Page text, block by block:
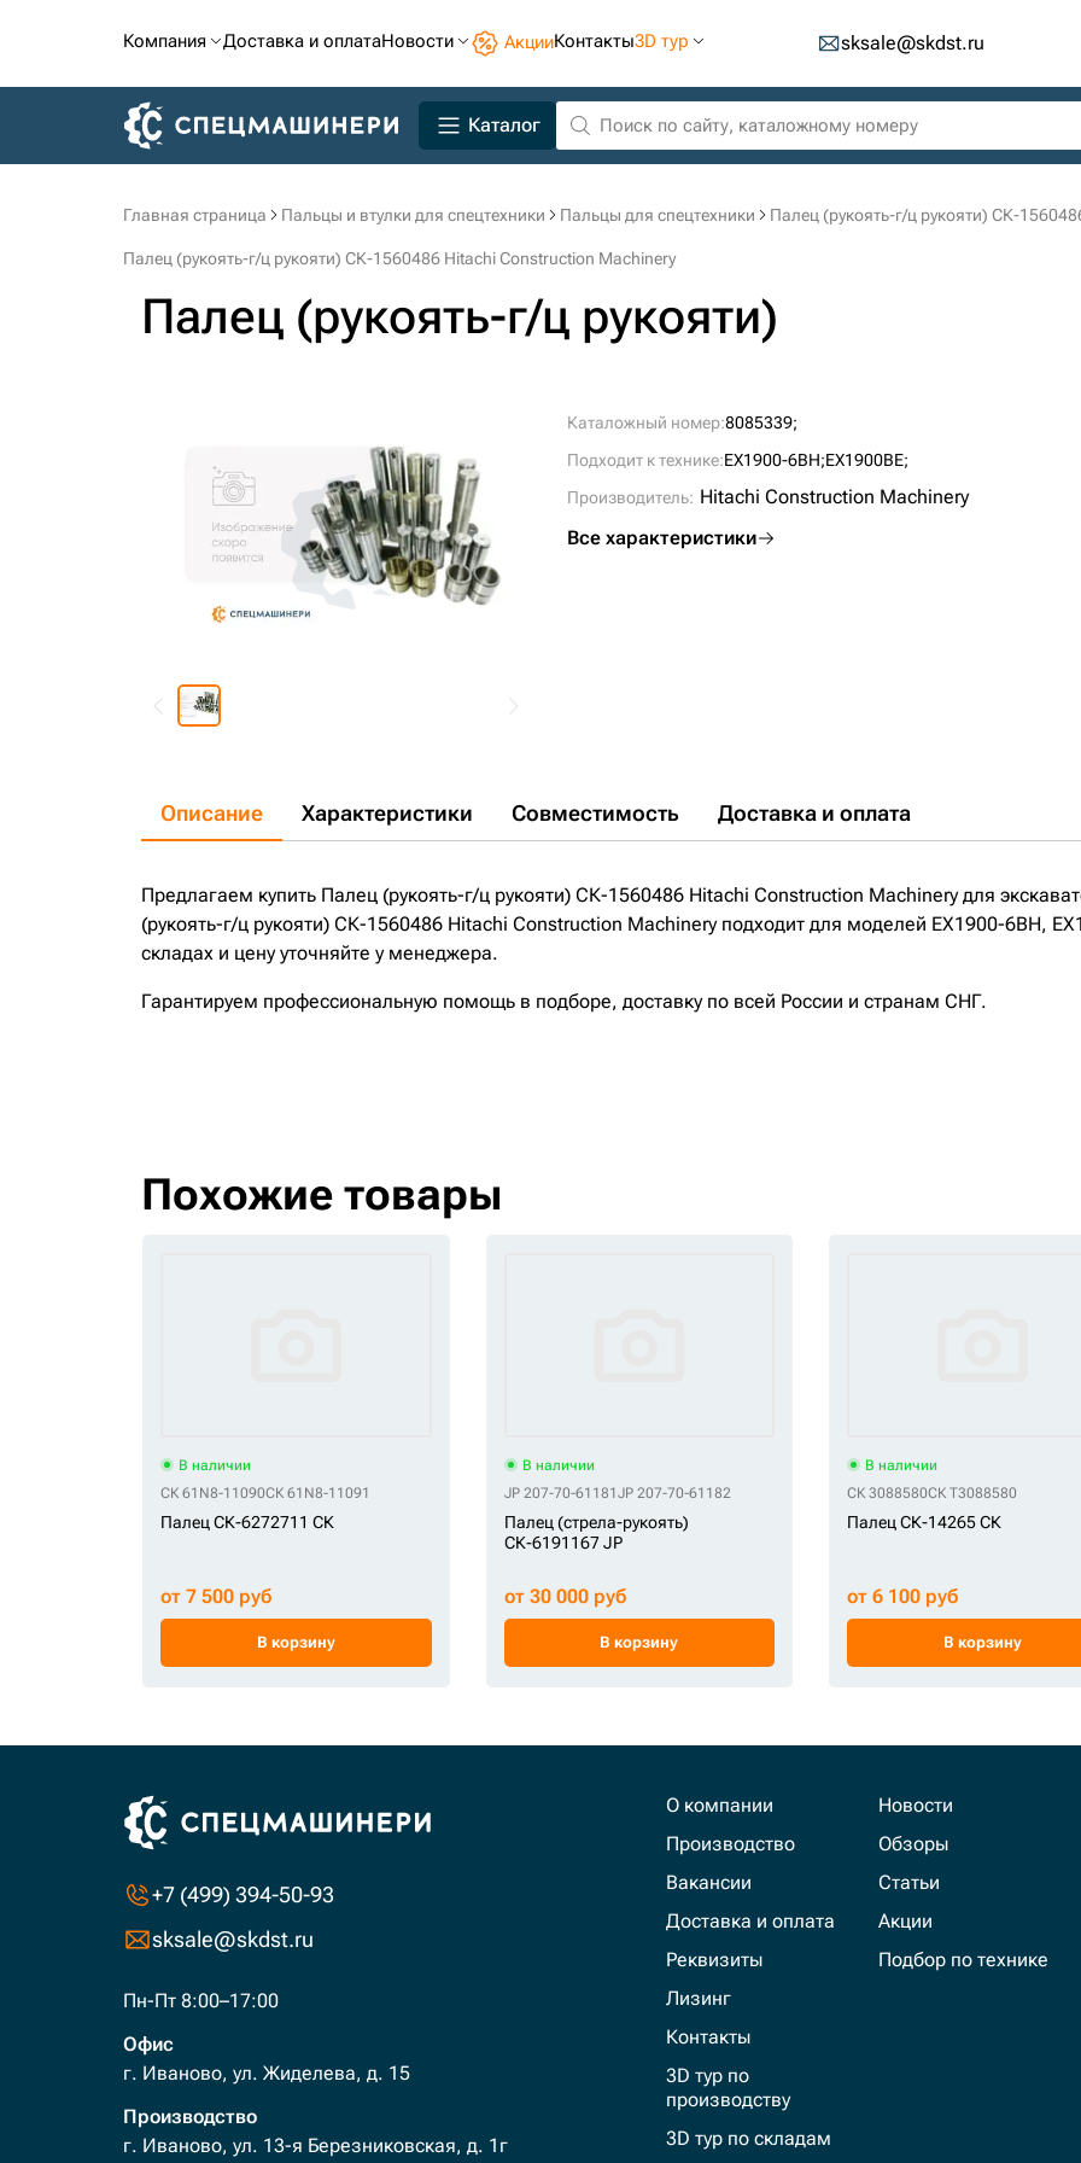
Компания Доставка и оплатаНовости АкцииКонтакты3D тур sksale@skdst.ru
Каталог
Главная страница Пальцы и втулки для спецтехники Пальцы для спецтехники Палец (рукоять-г/ц рукояти) СК-
Палец (рукоять-г/ц рукояти) СК-1560486 Hitachi Construction Machinery
Палец (рукоять-г/ц рукояти)
Каталожный номер:8085339;
Подходит к технике:EX1900-6BH;EX1900BE;
Производитель: Hitachi Construction Machinery
Все характеристики
Описание Характеристики Совместимость Доставка и оплата
Предлагаем купить Палец (рукоять-г/ц рукояти) СК-1560486 Hitachi Construction Machinery для
(рукоять-г/ц рукояти) СК-1560486 Hitachi Construction Machinery подходит для моделей EX1900-6BH,
складах и цену уточняйте у менеджера.
Гарантируем профессиональную помощь в подборе, доставку по всей России и странам СНГ.
Похожие товары
В наличии
СК 61N8-11090СК 61N8-11091
Палец СК-6272711 СК
от 7 500 руб
В корзину
В наличии
JP 207-70-61181 JP 207-70-61182
Палец (стрела-рукоять)
СК-6191167 JP
от 30 000 руб
В корзину
В наличии
СК 3088580СК T3088580
Палец СК-14265 СК
от 6 100 руб
В корзину
+7 (499) 394-50-93
sksale@skdst.ru
Пн-Пт 8:00–17:00
Офис
г. Иваново, ул. Жиделева, д. 15
Производство
г. Иваново, ул. 13-я Березниковская, д. 1г
О компании
Производство
Вакансии
Доставка и оплата
Реквизиты
Лизинг
Контакты
3D тур по
производству
3D тур по складам
Новости
Обзоры
Статьи
Акции
Подбор по технике